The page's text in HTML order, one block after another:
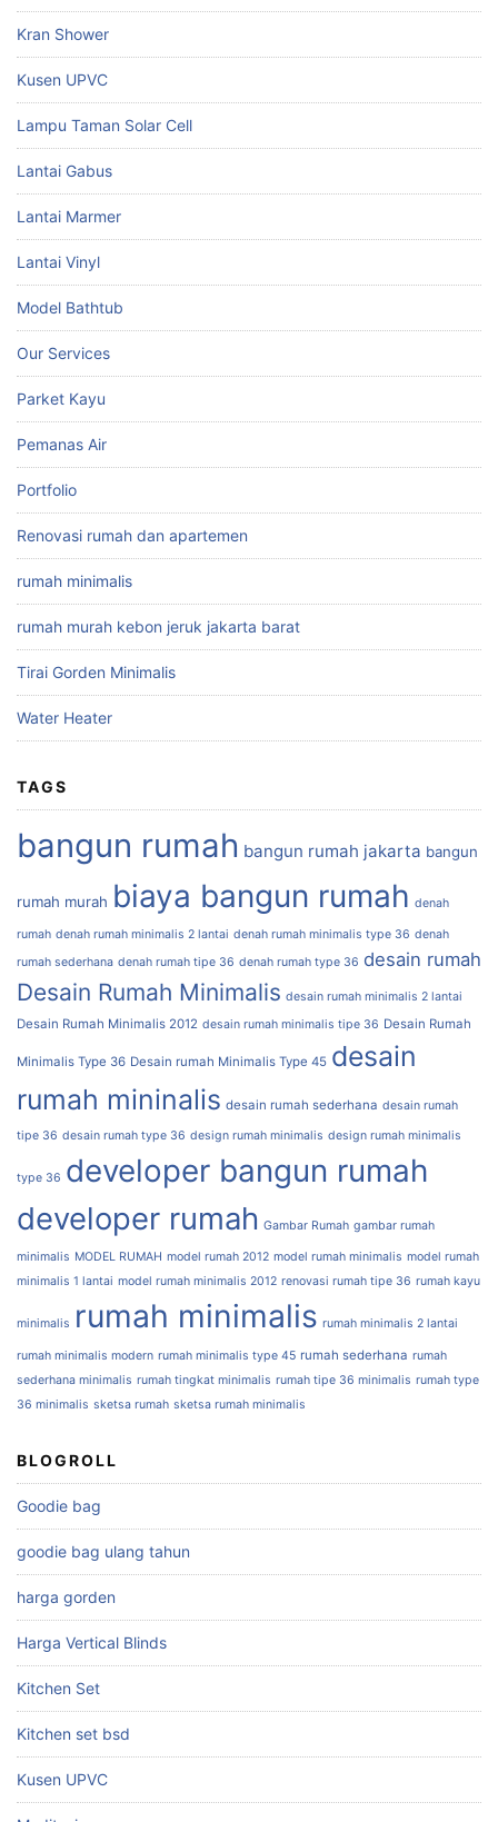
Kran Shower
Kusen UPVC
Lampu Taman Solar Cell
Lantai Gabus
Lantai Marmer
Lantai Vinyl
Model Bathtub
Our Services
Parket Kayu
Pemanas Air
Portfolio
Renovasi rumah dan apartemen
rumah minimalis
rumah murah kebon jeruk jakarta barat
Tirai Gorden Minimalis
Water Heater
TAGS
bangun rumah bangun rumah jakarta bangun
rumah murah biaya bangun rumah denah
rumah denah rumah minimalis 2 lantai denah rumah minimalis type 36 denah
rumah sederhana denah rumah tipe 36 denah rumah type 36 desain rumah
Desain Rumah Minimalis desain rumah minimalis 2 lantai
Desain Rumah Minimalis 2012 desain rumah minimalis tipe 36 Desain Rumah
Minimalis Type 36 Desain rumah Minimalis Type 45 desain
rumah mininalis desain rumah sederhana desain rumah
tipe 36 desain rumah type 36 design rumah minimalis design rumah minimalis
type 36 developer bangun rumah
developer rumah Gambar Rumah gambar rumah
minimalis MODEL RUMAH model rumah 2012 model rumah minimalis model rumah
minimalis 1 lantai model rumah minimalis 2012 renovasi rumah tipe 36 rumah kayu
minimalis rumah minimalis rumah minimalis 2 lantai
rumah minimalis modern rumah minimalis type 45 rumah sederhana rumah
sederhana minimalis rumah tingkat minimalis rumah tipe 36 minimalis rumah type
36 minimalis sketsa rumah sketsa rumah minimalis
BLOGROLL
Goodie bag
goodie bag ulang tahun
harga gorden
Harga Vertical Blinds
Kitchen Set
Kitchen set bsd
Kusen UPVC